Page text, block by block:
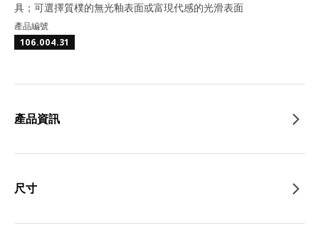
具；可選擇質樸的無光釉表面或富現代感的光滑表面
產品編號
106.004.31
產品資訊
尺寸